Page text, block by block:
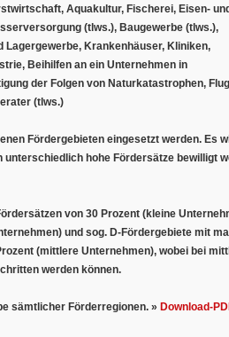
Aquakultur, Fischerei, Eisen- und
(tlws.), Baugewerbe (tlws.),
Lagergewerbe, Krankenhäuser, Kliniken,
Beihilfen an ein Unternehmen in
der Folgen von Naturkatastrophen,
(tlws.)
Fördergebieten eingesetzt werden. Es
hohe Fördersätze bewilligt
von 30 Prozent (kleine
und sog. D-Fördergebiete mit
(mittlere Unternehmen), wobei bei
werden können.
sämtlicher Förderregionen. » Download-